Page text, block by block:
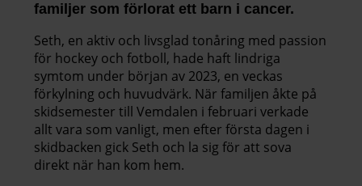
familjer som förlorat ett barn i cancer.
Seth, en aktiv och livsglad tonåring med passion
för hockey och fotboll, hade haft lindriga
symtom under början av 2023, en veckas
förkylning och huvudvärk. När familjen åkte på
skidsemester till Vemdalen i februari verkade
allt vara som vanligt, men efter första dagen i
skidbacken gick Seth och la sig för att sova
direkt när han kom hem.